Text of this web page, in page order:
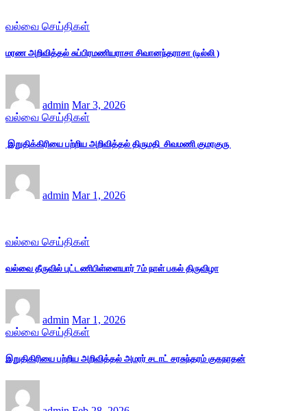
வல்வை செய்திகள்
மரண அறிவித்தல் சுப்பிரமணியராசா சிவானந்தராசா (டில்லி )
admin Mar 3, 2026
வல்வை செய்திகள்
இறுதிக்கிரியை பற்றிய அறிவித்தல் திருமதி சிவமணி குமரகுரு
admin Mar 1, 2026
வல்வை செய்திகள்
வல்வை தீருவில் புட்டணிபிள்ளையார் 7ம் நாள் பகல் திருவிழா
admin Mar 1, 2026
வல்வை செய்திகள்
இறுதிகிரியை பற்றிய அறிவித்தல் அமரர் சடாட் சரசுந்தரம் குகநாதன்